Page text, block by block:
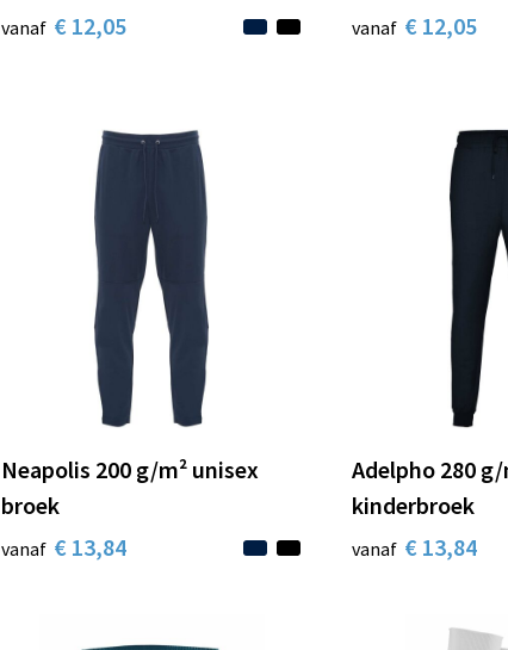
vanaf € 12,05 vanaf € 12,05
Neapolis 200 g/m² unisex
broek
vanaf € 13,84
Adelpho 280 g/
kinderbroek
vanaf € 13,84